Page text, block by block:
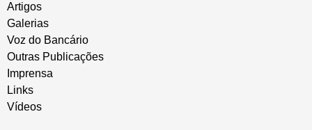
Artigos
Galerias
Voz do Bancário
Outras Publicações
Imprensa
Links
Vídeos